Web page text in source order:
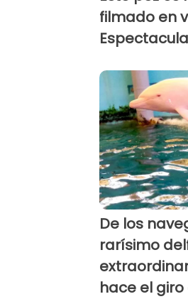
filmado en
De los
rarísimo
hace el